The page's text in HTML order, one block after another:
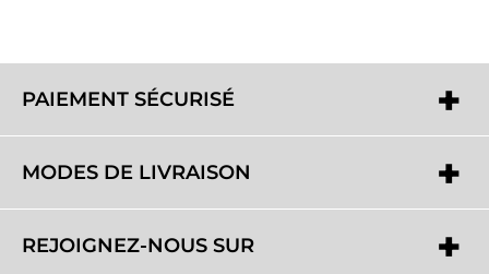
PAIEMENT SÉCURISÉ
MODES DE LIVRAISON
REJOIGNEZ-NOUS SUR